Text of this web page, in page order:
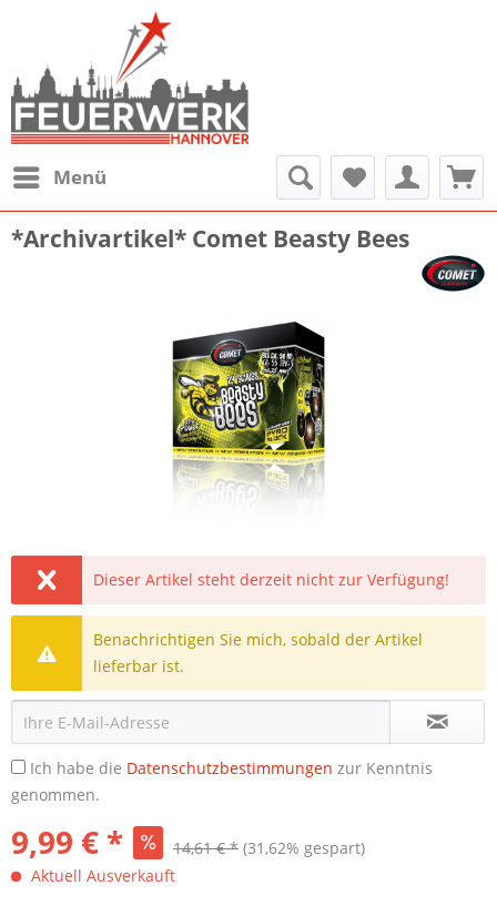
Menü
*Archivartikel* Comet Beasty Bees
Dieser Artikel steht derzeit nicht zur Verfügung!
Benachrichtigen Sie mich, sobald der Artikel
lieferbar ist.
Ich habe die Datenschutzbestimmungen zur Kenntnis
genommen.
9,99 € * 14,61 € * (31,62% gespart)
Aktuell Ausverkauft